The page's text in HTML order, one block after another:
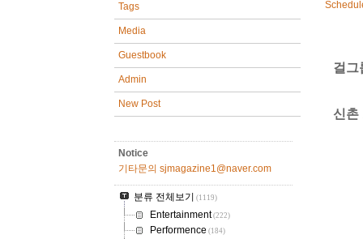
Tags
Media
Guestbook
Admin
New Post
Notice
기타문의 sjmagazine1@naver.com
분류 전체보기 (1119)
Entertainment(222)
Performence (184)
걸그
신촌